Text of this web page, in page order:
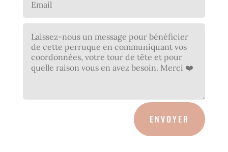
ENVOYER